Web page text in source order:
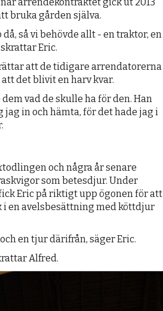
bruka gården själva.
så vi behövde allt - en traktor, en
Eric.
att de tidigare arrendatorerna
det blivit en harv kvar.
vad de skulle ha för den. Han
jag in och hämta, för det hade jag i
och några år senare
som betesdjur. Under
Eric på riktigt upp ögonen för att
i en avelsbesättning med köttdjur
en tjur därifrån, säger Eric.
Alfred.